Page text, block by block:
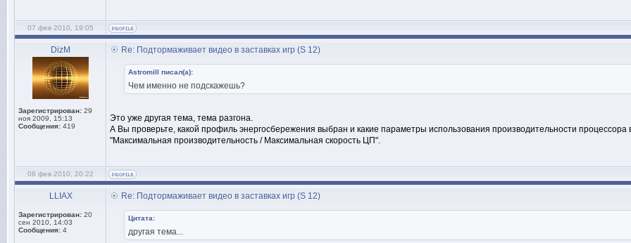
07 фев 2010, 19:05
DizM
Зарегистрирован: 29
ноя 2009, 15:13
Сообщения: 419
Re: Подтормаживает видео в заставках игр (S 12)
Astromill писал(а):
Чем именно не подскажешь?
Это уже другая тема, тема разгона.
А Вы проверьте, какой профиль энергосбережения выбран и какие параметры использования производительности
"Максимальная производительность / Максимальная скорость ЦП".
08 фев 2010, 20:22
LLIAX
Зарегистрирован: 20
сен 2010, 14:03
Сообщения: 4
Re: Подтормаживает видео в заставках игр (S 12)
Цитата:
другая тема...